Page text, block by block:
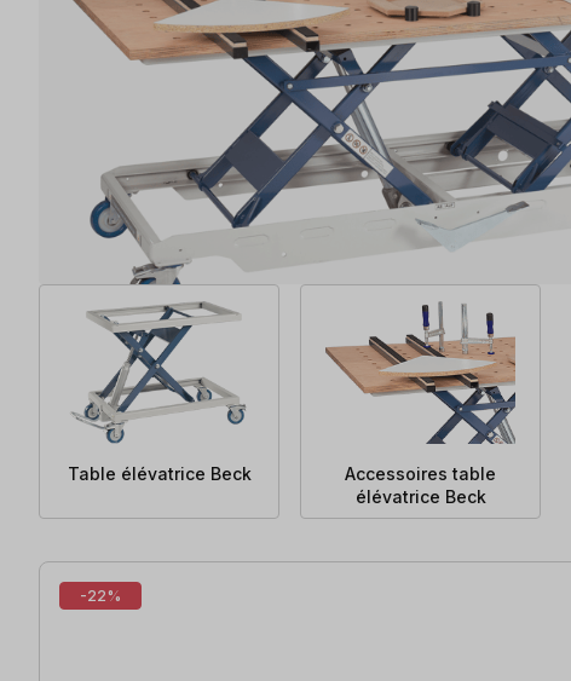
Table élévatrice Beck
Accessoires table
élévatrice Beck
4 articles trouvés
-22%